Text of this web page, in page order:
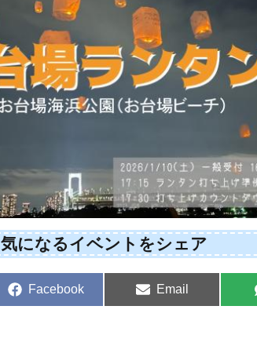
気になるイベントをシェア
Share
Facebook
Share
Email